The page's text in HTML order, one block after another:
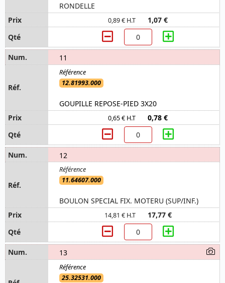
RONDELLE
0,89 € H.T 1,07 €
11
12.81993.000
GOUPILLE REPOSE-PIED 3X20
0,65 € H.T 0,78 €
12
11.64607.000
BOULON SPECIAL FIX. MOTERU (SUP/INF.)
14,81 € H.T 17,77 €
13
25.32531.000